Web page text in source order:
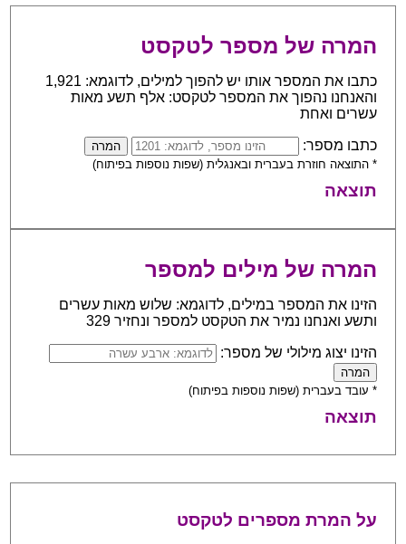
המרה של מספר לטקסט
כתבו את המספר אותו יש להפוך למילים, לדוגמא: 1,921
והאנחנו נהפוך את המספר לטקסט: אלף תשע מאות
עשרים ואחת
כתבו מספר:
* התוצאה חוזרת בעברית ובאנגלית (שפות נוספות בפיתוח)
תוצאה
המרה של מילים למספר
הזינו את המספר במילים, לדוגמא: שלוש מאות עשרים
ותשע ואנחנו נמיר את הטקסט למספר ונחזיר 329
הזינו יצוג מילולי של מספר:
* עובד בעברית (שפות נוספות בפיתוח)
תוצאה
על המרת מספרים לטקסט